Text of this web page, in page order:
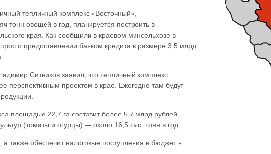
тепличный комплекс «Восточный»,
тонн овощей в год, планируется построить в
края. Как сообщили в краевом минсельхозе в
о предоставлении банком кредита в размере 3,5 млрд
Ситников заявил, что тепличный комплекс
перспективным проектом в крае. Ежегодно там будут
площадью 22,7 га составит более 5,7 млрд рублей.
(томаты и огурцы) — около 16,5 тыс. тонн в год.
а также обеспечит налоговые поступления в бюджет в